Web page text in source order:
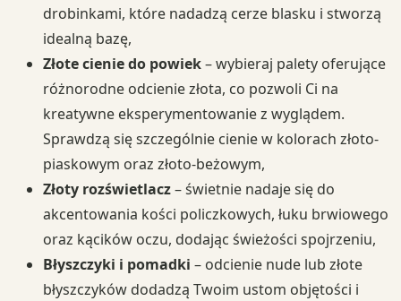
drobinkami, które nadadzą cerze blasku i stworzą
idealną bazę,
Złote cienie do powiek– wybieraj palety oferujące
różnorodne odcienie złota, co pozwoli Ci na
kreatywne eksperymentowanie z wyglądem.
Sprawdzą się szczególnie cienie w kolorach złoto-
piaskowym oraz złoto-beżowym,
Złoty rozświetlacz– świetnie nadaje się do
akcentowania kości policzkowych, łuku brwiowego
oraz kącików oczu, dodając świeżości spojrzeniu,
Błyszczyki i pomadki – odcienie nude lub złote
błyszczyków dodadzą Twoim ustom objętości i